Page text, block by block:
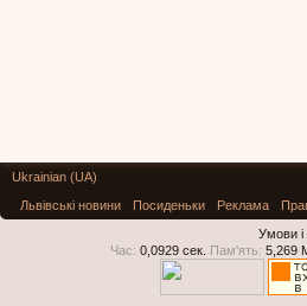
Ukrainian (UA)
Львівські новини
Посиденьки Реклама
Умови і
Час: 0,0929 сек. Пам'ять: 5,269